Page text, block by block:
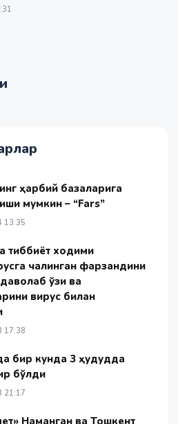
ҳарбий базаларига
мумкин – “Fars”
13:35
тиббиёт ходими
чалинган фарзандини
ўзи ва
вирус билан
17:38
бир кунда 3 ҳудудда
бўлди
21:17